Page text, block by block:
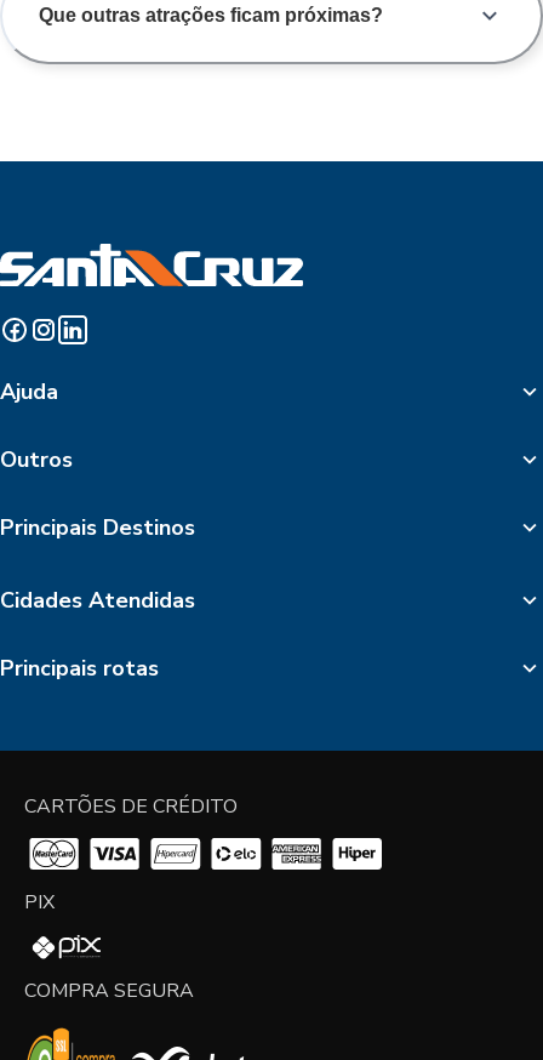
Que outras atrações ficam próximas?
Ajuda
Outros
Principais Destinos
Cidades Atendidas
Principais rotas
CARTÕES DE CRÉDITO
PIX
COMPRA SEGURA